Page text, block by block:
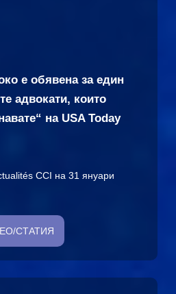
е обявена за един
адвокати, които
на USA Today
CCI на 31 януари
СТАТИЯ